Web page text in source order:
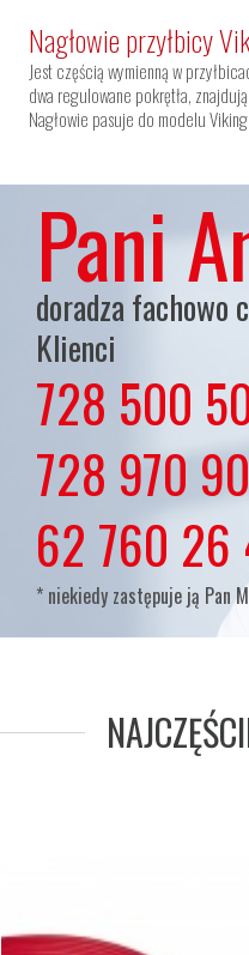
Nagłowie przyłbicy
Jest częścią wymienną w
dwa regulowane pokrętła,
Nagłowie pasuje do modelu
Pani
doradza fachowo
Klienci
728 500
lub
728 970
lub
62 760 26
* niekiedy zastępuje ją Pan